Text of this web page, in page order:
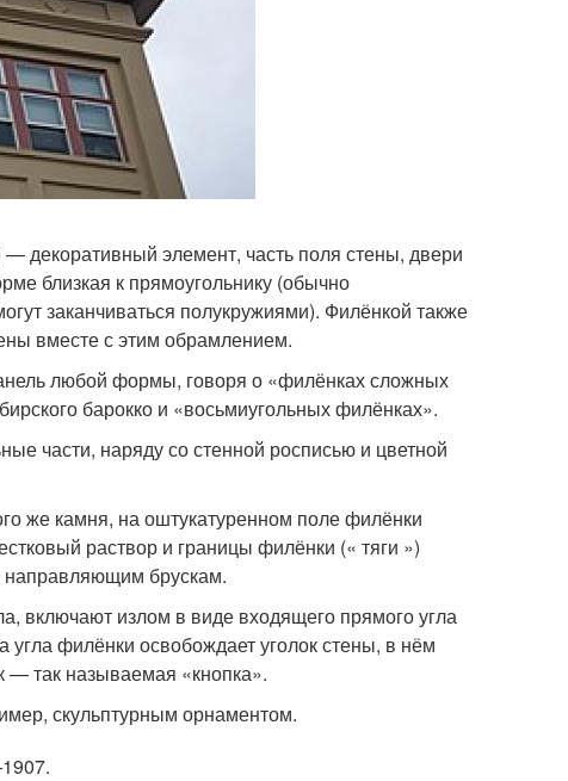
декоративный элемент, часть поля стены, двери
близкая к прямоугольнику (обычно
заканчиваться полукружиями). Филёнкой также
вместе с этим обрамлением.
любой формы, говоря о «филёнках сложных
барокко и «восьмиугольных филёнках».
части, наряду со стенной росписью и цветной
же камня, на оштукатуренном поле филёнки
раствор и границы филёнки (« тяги »)
направляющим брускам.
включают излом в виде входящего прямого угла
угла филёнки освобождает уголок стены, в нём
— так называемая «кнопка».
скульптурным орнаментом.